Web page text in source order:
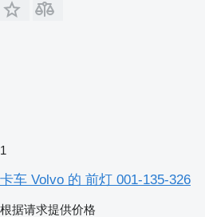
1
卡车 Volvo 的 前灯 001-135-326
根据请求提供价格